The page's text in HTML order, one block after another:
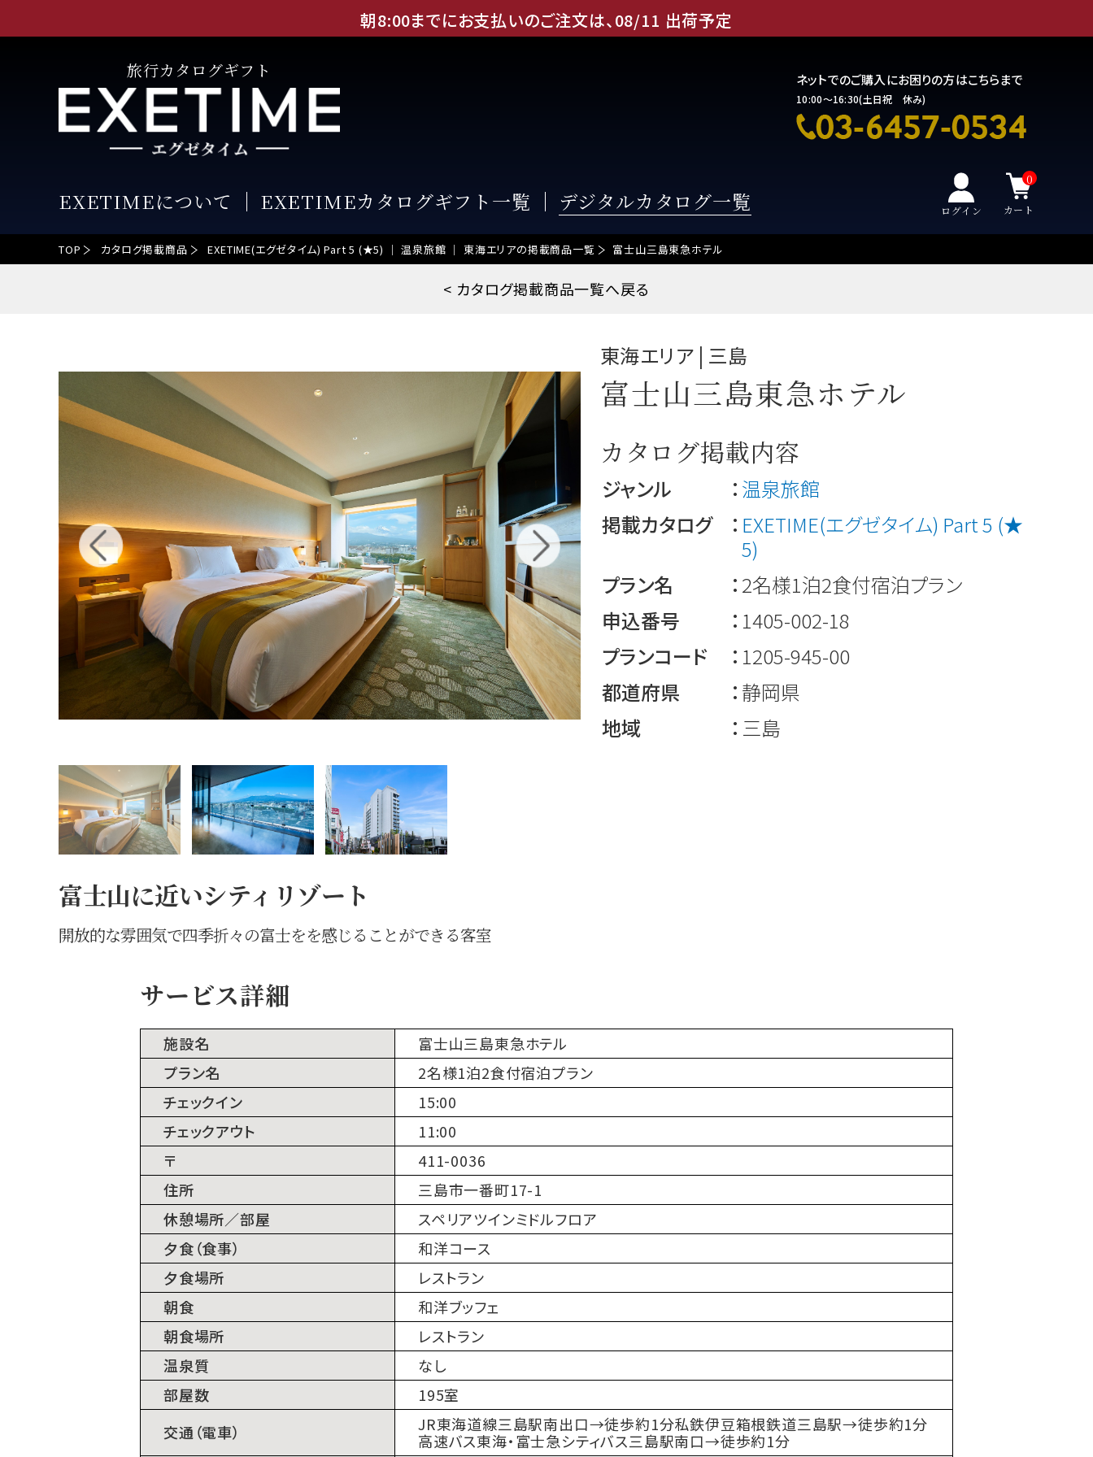
朝8:00までにお支払いのご注文は、08/11 出荷予定
ネットでのご購入にお困りの方はこちらまで
10:00～16:30(土日祝 休み)
旅行カタログギフト
EXETIMEについて EXETIMEカタログギフト一覧 デジタルカタログ一覧 ログイン カート
0
TOP カタログ掲載商品 EXETIME(エグゼタイム) Part 5 (★5) ｜ 温泉旅館 ｜ 東海エリアの掲載商品一覧 富士山三島東急ホテル
< カタログ掲載商品一覧へ戻る
東海エリア | 三島
富士山三島東急ホテル
カタログ掲載内容
ジャンル ： 温泉旅館
掲載カタログ
： EXETIME(エグゼタイム) Part 5 (★
5)
プラン名
： 2名様1泊2食付宿泊プラン
申込番号
： 1405-002-18
プランコード
： 1205-945-00
都道府県
： 静岡県
地域
： 三島
富士山に近いシティリゾート
開放的な雰囲気で四季折々の富士をを感じることができる客室
サービス詳細
施設名
富士山三島東急ホテル
プラン名
2名様1泊2食付宿泊プラン
チェックイン
15:00
チェックアウト
11:00
〒
411-0036
住所
三島市一番町17-1
休憩場所／部屋
スペリアツインミドルフロア
⼣⾷（⾷事）
和洋コース
⼣⾷場所
レストラン
朝⾷
和洋ブッフェ
朝⾷場所
レストラン
温泉質
なし
部屋数
195室
交通（電⾞）
JR東海道線三島駅南出口→徒歩約1分私鉄伊豆箱根鉄道三島駅→徒歩約1分
高速バス東海・富士急シティバス三島駅南口→徒歩約1分